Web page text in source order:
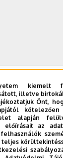
19.
órától tartja
kiemelt
illetve
Önt,
alapján
előírásait az
teljes